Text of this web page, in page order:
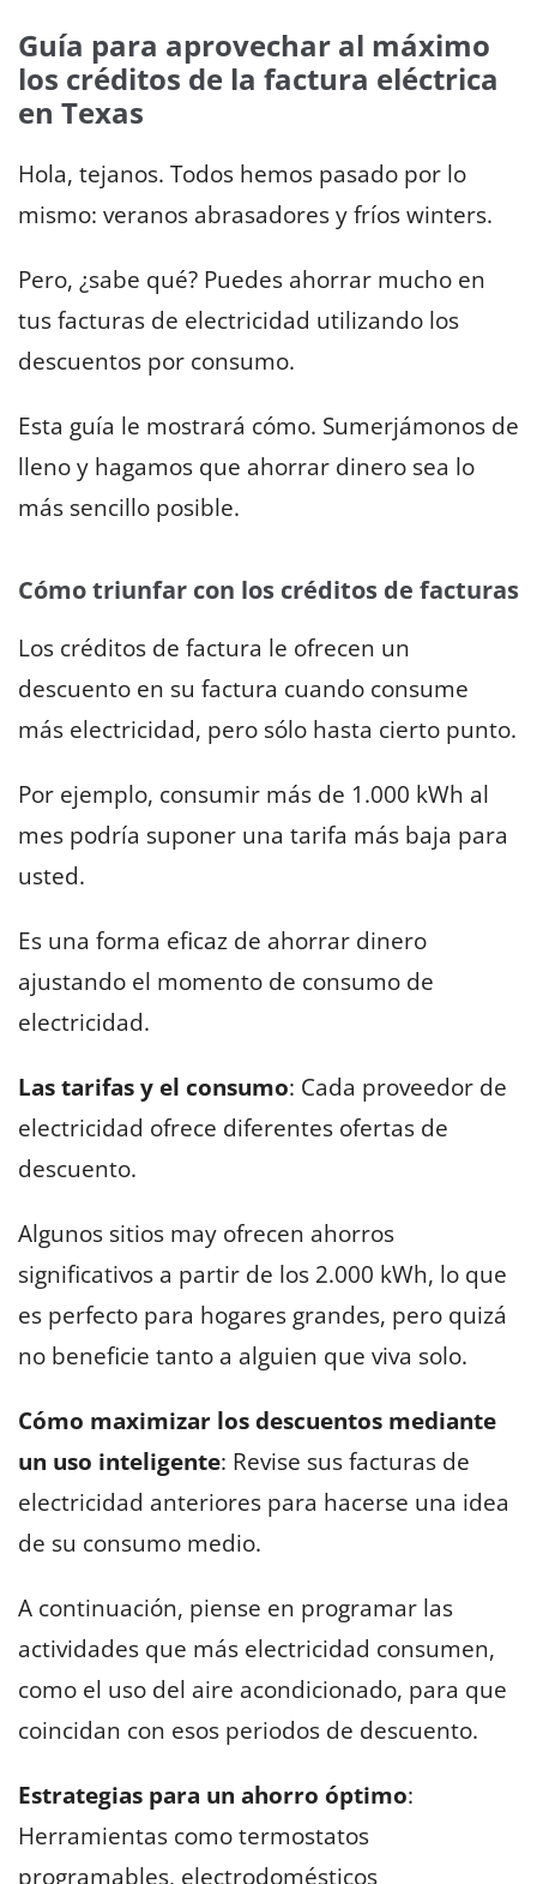
Guía para aprovechar al máximo
los créditos de la factura eléctrica
en Texas
Hola, tejanos. Todos hemos pasado por lo
mismo: veranos abrasadores y fríos winters.
Pero, ¿sabe qué? Puedes ahorrar mucho en
tus facturas de electricidad utilizando los
descuentos por consumo.
Esta guía le mostrará cómo. Sumerjámonos de
lleno y hagamos que ahorrar dinero sea lo
más sencillo posible.
Cómo triunfar con los créditos de facturas
Los créditos de factura le ofrecen un
descuento en su factura cuando consume
más electricidad, pero sólo hasta cierto punto.
Por ejemplo, consumir más de 1.000 kWh al
mes podría suponer una tarifa más baja para
usted.
Es una forma eficaz de ahorrar dinero
ajustando el momento de consumo de
electricidad.
Las tarifas y el consumo: Cada proveedor de
electricidad ofrece diferentes ofertas de
descuento.
Algunos sitios may ofrecen ahorros
significativos a partir de los 2.000 kWh, lo que
es perfecto para hogares grandes, pero quizá
no beneficie tanto a alguien que viva solo.
Cómo maximizar los descuentos mediante
un uso inteligente: Revise sus facturas de
electricidad anteriores para hacerse una idea
de su consumo medio.
A continuación, piense en programar las
actividades que más electricidad consumen,
como el uso del aire acondicionado, para que
coincidan con esos periodos de descuento.
Estrategias para un ahorro óptimo:
Herramientas como termostatos
programables, electrodomésticos